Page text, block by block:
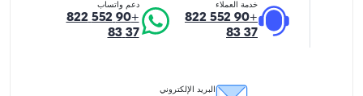
خدمة العملاء
+90 552 822
37 83
دعم واتساب
+90 552 822
37 83
البريد الإلكتروني